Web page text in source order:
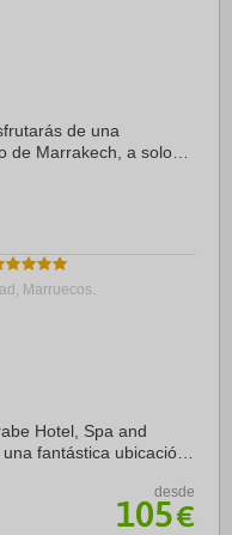
de una
de Marrakech, a solo
Marruecos.
Hotel, Spa and
fantástica ubicación
desde
105€